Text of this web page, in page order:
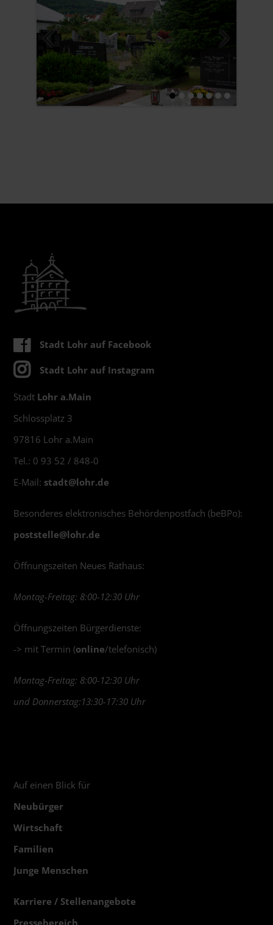
Stadt Lohr auf Facebook
Stadt Lohr auf Instagram
Stadt Lohr a.Main
Schlossplatz 3
97816 Lohr a.Main
Tel.: 0 93 52 / 848-0
E-Mail: stadt@lohr.de
Besonderes elektronisches Behördenpostfach (beBPo):
poststelle@lohr.de
Öffnungszeiten Neues Rathaus:
Montag-Freitag: 8:00-12:30 Uhr
Öffnungszeiten Bürgerdienste:
-> mit Termin (online/telefonisch)
Montag-Freitag: 8:00-12:30 Uhr
und Donnerstag:13:30-17:30 Uhr
Auf einen Blick für
Neubürger
Wirtschaft
Familien
Junge Menschen
Karriere / Stellenangebote
Pressebereich